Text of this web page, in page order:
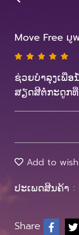
Move Free มู
ຊ່ວຍບຳລຸງເພື່
ສຽດສີຕໍ່ກະດູກ
Add to
ປະເພດສີນຄ້າ :
Share